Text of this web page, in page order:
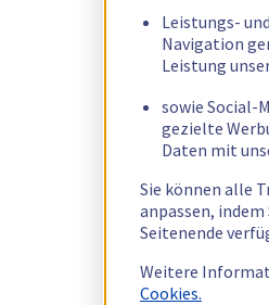
Leistungs-
Navigation
Leistung
sowie Social-
gezielte
Daten mit
Sie können alle
anpassen,
Seitenende
Weitere
Cookies.